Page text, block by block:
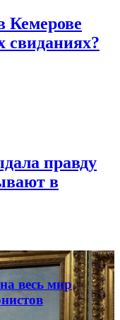
Кемерове
свиданиях?
правду
в
весь мир